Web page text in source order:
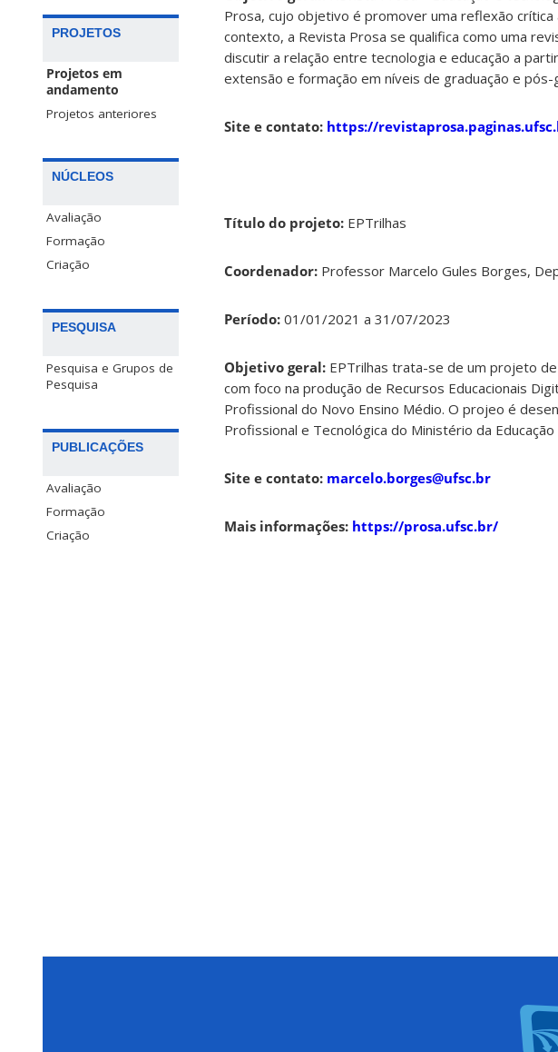
PROJETOS
Projetos em
andamento
Projetos anteriores
NÚCLEOS
Avaliação
Formação
Criação
PESQUISA
Pesquisa e Grupos de
Pesquisa
PUBLICAÇÕES
Avaliação
Formação
Criação
Prosa, cujo objetivo é promover uma reflexão crítica
contexto, a Revista Prosa se qualifica como uma
discutir a relação entre tecnologia e educação a
extensão e formação em níveis de graduação e pós-
Site e contato: https://
Título do projeto: EPTrilhas
Coordenador: Professor Marcelo Gules Borges,
Período: 01/01/2021 a 31/07/2023
Objetivo geral: EPTrilhas trata-se de um projeto
com foco na produção de Recursos Educacionais
Profissional do Novo Ensino Médio. O projeo é
Profissional e Tecnológica do Ministério da Educação
Site e contato: marcelo.borges@ufsc.br
Mais informações: https://prosa.ufsc.br/